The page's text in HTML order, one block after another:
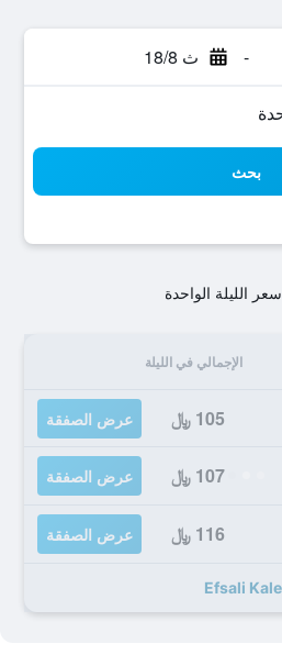
- ث 18/8
بحث
الليلة الواحدة
الإجمالي في الليلة
105 ﷼ عرض الصفقة
107 ﷼ عرض الصفقة
116 ﷼ عرض الصفقة